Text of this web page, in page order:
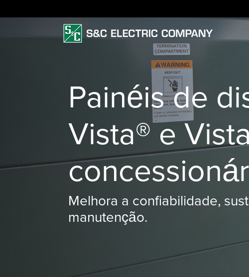
Painéis de
Vista® e
Melhora a confiabilidade,
manutenção.